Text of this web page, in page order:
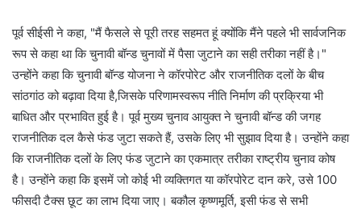
पूर्व सीईसी ने कहा, "मैं फैसले से पूरी तरह सहमत हूं क्योंकि मैंने पहले भी सार्वजनिक
रूप से कहा था कि चुनावी बॉन्ड चुनावों में पैसा जुटाने का सही तरीका नहीं है।"
उन्होंने कहा कि चुनावी बॉन्ड योजना ने कॉरपोरेट और राजनीतिक दलों के बीच
सांठगांठ को बढ़ावा दिया है,जिसके परिणामस्वरूप नीति निर्माण की प्रक्रिया भी
बाधित और प्रभावित हुई है। पूर्व मुख्य चुनाव आयुक्त ने चुनावी बॉन्ड की जगह
राजनीतिक दल कैसे फंड जुटा सकते हैं, उसके लिए भी सुझाव दिया है। उन्होंने कहा
कि राजनीतिक दलों के लिए फंड जुटाने का एकमात्र तरीका राष्ट्रीय चुनाव कोष
है। उन्होंने कहा कि इसमें जो कोई भी व्यक्तिगत या कॉरपोरेट दान करे, उसे 100
फीसदी टैक्स छूट का लाभ दिया जाए। बकौल कृष्णमूर्ति, इसी फंड से सभी